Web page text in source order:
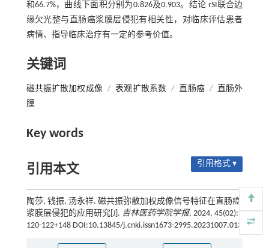
和66.7%，曲线下面积分别为0.826及0.903。结论 rSI联合边
缘欠光整与直肠癌浆膜层侵犯有相关性，对临床评估患者
病情、指导临床治疗有一定的参考价值。
关键词
磁共振扩散加权成像 / 表观扩散系数 / 直肠癌 / 直肠外
膜
Key words
引用本文 引用格式 ▾
陶莎, 钱振, 汤永祥. 磁共振弥散加权成像信号特征在直肠癌
浆膜层侵犯的应用研究[J]. 吉林医药学院学报, 2024, 45(02):
120-122+148 DOI:10.13845/j.cnki.issn1673-2995.20231007.013